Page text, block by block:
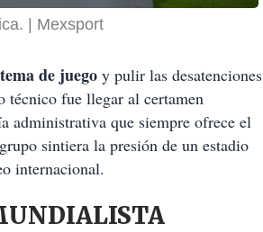
Mexsport
de juego y pulir las desatenciones
técnico fue llegar al certamen
administrativa que siempre ofrece el
sintiera la presión de un estadio
internacional.